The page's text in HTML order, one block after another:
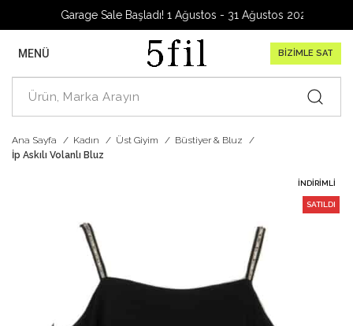
Garage Sale Başladı! 1 Ağustos - 31 Ağustos 2026
MENÜ BİZİMLE SAT
Ana Sayfa Kadın Üst Giyim
Büstiyer & Bluz
İp Askılı Volanlı Bluz
İNDIRIMLI
SATILDI